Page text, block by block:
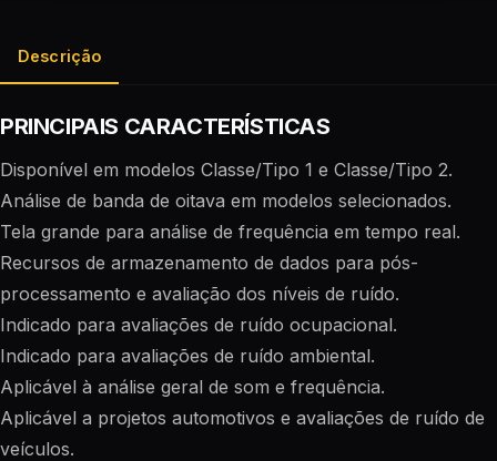
Descrição
PRINCIPAIS CARACTERÍSTICAS
Disponível em modelos Classe/Tipo 1 e Classe/Tipo 2.
Análise de banda de oitava em modelos selecionados.
Tela grande para análise de frequência em tempo real.
Recursos de armazenamento de dados para pós-
processamento e avaliação dos níveis de ruído.
Indicado para avaliações de ruído ocupacional.
Indicado para avaliações de ruído ambiental.
Aplicável à análise geral de som e frequência.
Aplicável a projetos automotivos e avaliações de ruído de
veículos.